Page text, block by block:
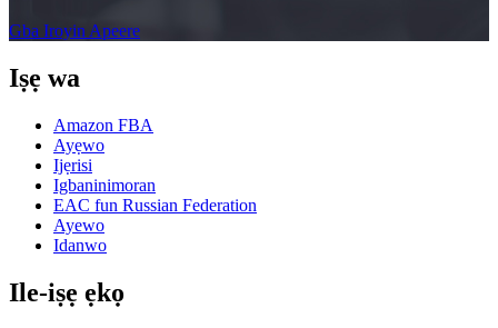
Gba Iroyin Apeere
Iṣẹ wa
Amazon FBA
Ayẹwo
Ijẹrisi
Igbaninimoran
EAC fun Russian Federation
Ayewo
Idanwo
Ile-iṣẹ ẹkọ